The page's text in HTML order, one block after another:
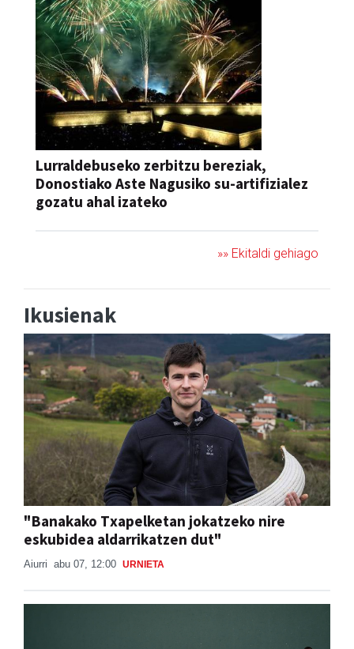
Lurraldebuseko zerbitzu bereziak,
Donostiako Aste Nagusiko su-artifizialez
gozatu ahal izateko
»» Ekitaldi gehiago
Ikusienak
"Banakako Txapelketan jokatzeko nire
eskubidea aldarrikatzen dut"
Aiurri abu 07, 12:00 URNIETA